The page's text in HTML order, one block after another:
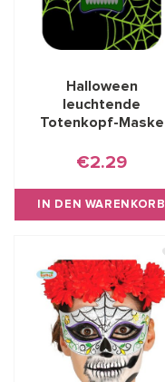
Halloween
leuchtende
Totenkopf-Maske
€2.29
IN DEN WARENKORB